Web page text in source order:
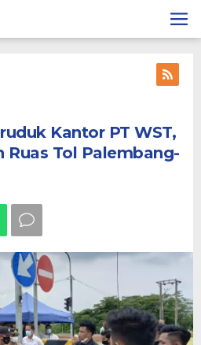
Kantor PT WST,
Ruas Tol Palembang-